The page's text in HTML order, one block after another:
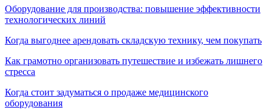
Оборудование для производства: повышение эффективности
технологических линий
Когда выгоднее арендовать складскую технику, чем покупать
Как грамотно организовать путешествие и избежать лишнего
стресса
Когда стоит задуматься о продаже медицинского
оборудования